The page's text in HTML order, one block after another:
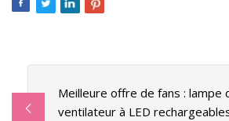
Meilleure offre de fans : lampe
ventilateur à LED